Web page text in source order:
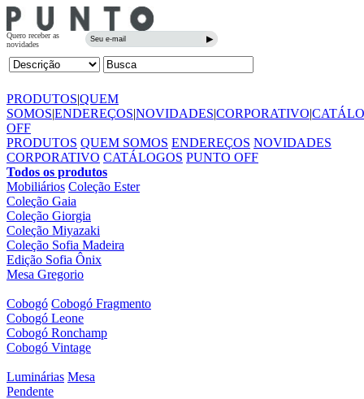
PRODUTOS|QUEM
SOMOS|ENDEREÇOS|NOVIDADES|CORPORATIVO|
OFF
PRODUTOS QUEM SOMOS ENDEREÇOS NOVIDADES
CORPORATIVO CATÁLOGOS PUNTO OFF
Todos os produtos
Mobiliários Coleção Ester
Coleção Gaia
Coleção Giorgia
Coleção Miyazaki
Coleção Sofia Madeira
Edição Sofia Ônix
Mesa Gregorio
Cobogó Cobogó Fragmento
Cobogó Leone
Cobogó Ronchamp
Cobogó Vintage
Luminárias Mesa
Pendente